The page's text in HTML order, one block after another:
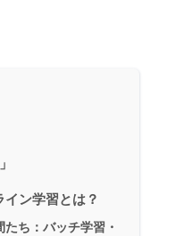
ン学習とは？
ち：バッチ学習・